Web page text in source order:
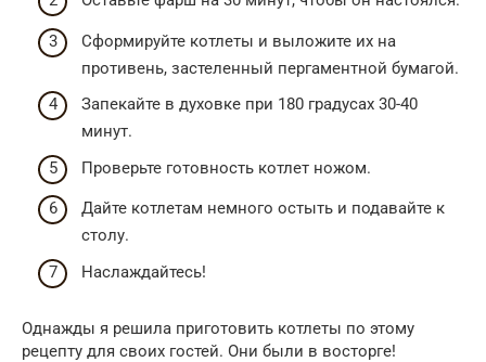
Сформируйте котлеты и выложите их на
противень, застеленный пергаментной бумагой.
Запекайте в духовке при 180 градусах 30-40
минут.
Проверьте готовность котлет ножом.
Дайте котлетам немного остыть и подавайте к
столу.
Наслаждайтесь!
Однажды я решила приготовить котлеты по этому
рецепту для своих гостей. Они были в восторге!